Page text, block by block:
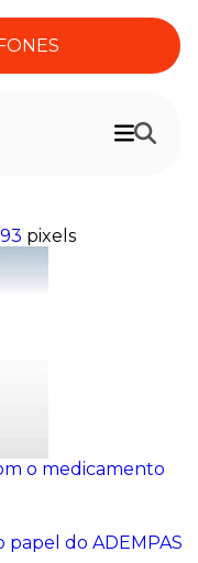
pixels
o medicamento
do ADEMPAS